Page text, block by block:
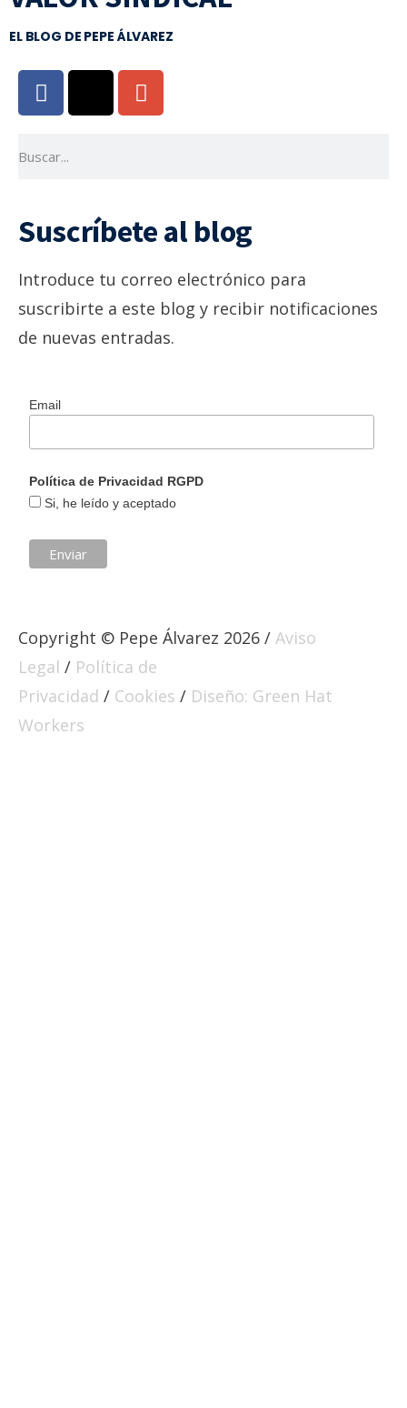
EL BLOG DE PEPE ÁLVAREZ
Suscríbete al blog
Introduce tu correo electrónico para
suscribirte a este blog y recibir notificaciones
de nuevas entradas.
Email
Política de Privacidad RGPD
Si, he leído y aceptado
Copyright © Pepe Álvarez 2026 / Aviso
Legal / Política de
Privacidad / Cookies / Diseño: Green Hat
Workers